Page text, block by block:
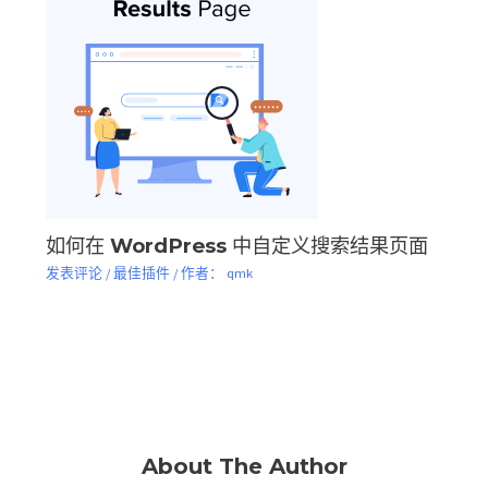
如何在 WordPress 中自定义搜索结果页面
发表评论 /最佳插件/ 作者： qmk
About The Author